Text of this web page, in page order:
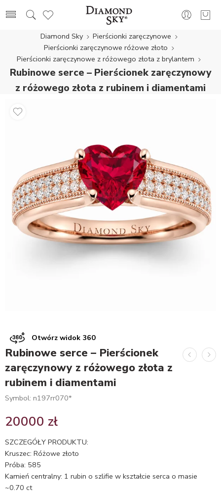
Diamond Sky
Pierścionki zaręczynowe
Pierścionki zaręczynowe różowe złoto
Pierścionki zaręczynowe z różowego złota z brylantem
Rubinowe serce – Pierścionek zaręczynowy
z różowego złota z rubinem i diamentami
Otwórz widok 360
Rubinowe serce – Pierścionek
zaręczynowy z różowego złota z
rubinem i diamentami
Symbol: n197rr070*
20000 zł
SZCZEGÓŁY PRODUKTU:
Kruszec: Różowe złoto
Próba: 585
Kamień centralny: 1 rubin o szlifie w kształcie serca o masie
~0.70 ct